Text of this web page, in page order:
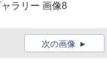
ラリー 画像8
次の画像